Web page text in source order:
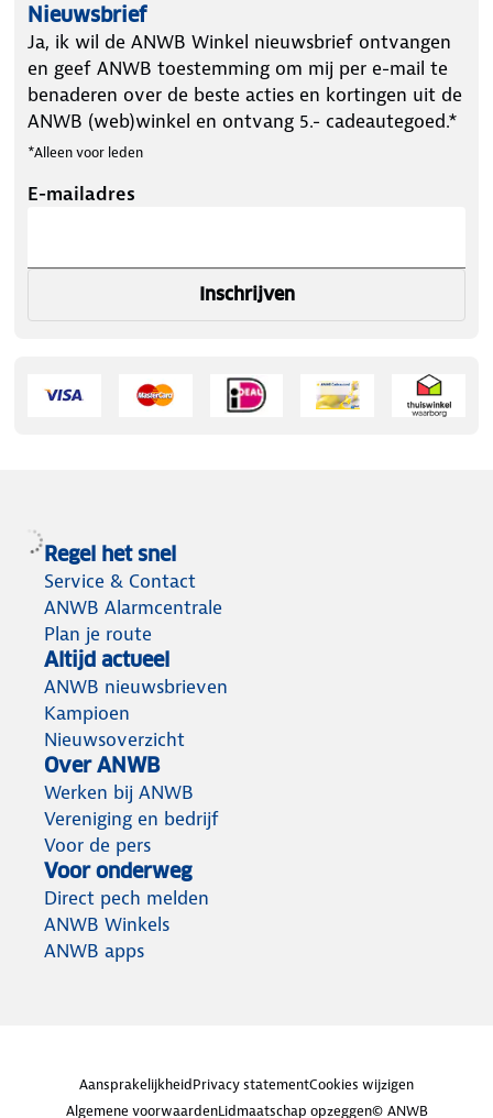
Nieuwsbrief
Ja, ik wil de ANWB Winkel nieuwsbrief ontvangen
en geef ANWB toestemming om mij per e-mail te
benaderen over de beste acties en kortingen uit de
ANWB (web)winkel en ontvang 5.- cadeautegoed.*
*Alleen voor leden
E-mailadres
Inschrijven
Regel het snel
Service & Contact
ANWB Alarmcentrale
Plan je route
Altijd actueel
ANWB nieuwsbrieven
Kampioen
Nieuwsoverzicht
Over ANWB
Werken bij ANWB
Vereniging en bedrijf
Voor de pers
Voor onderweg
Direct pech melden
ANWB Winkels
ANWB apps
AansprakelijkheidPrivacy statementCookies wijzigen
Algemene voorwaardenLidmaatschap opzeggen© ANWB